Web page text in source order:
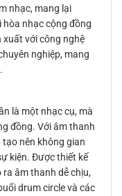
nhạc, mang lại
nhạc cộng đồng
xuất với công nghệ
nghiệp, mang
là một nhạc cụ, mà
đồng. Với âm thanh
nên không gian
kiện. Được thiết kế
âm thanh dễ chịu,
drum circle và các